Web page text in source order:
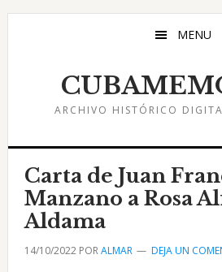
Saltar
Saltar
Saltar
MENU
ARCHIVO HISTÓRICO
Carta de Juan
Manzano a Rosa
Aldama
14/10/2022PORALMAR DEJA UN